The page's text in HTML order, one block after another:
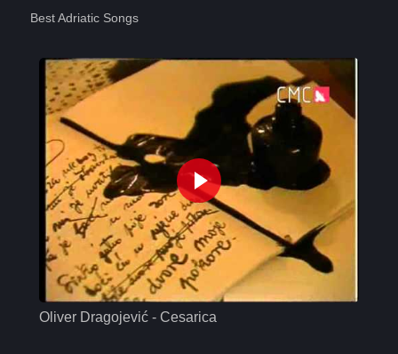
Best Adriatic Songs
Oliver Dragojević - Cesarica